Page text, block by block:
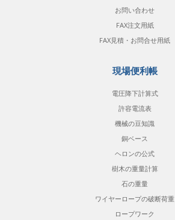
お問い合わせ
FAX注文用紙
FAX見積・お問合せ用紙
現場便利帳
電圧降下計算式
許容電流表
機械の豆知識
銅ベース
ヘロンの公式
樹木の重量計算
石の重量
ワイヤーロープの破断荷重
ロープワーク